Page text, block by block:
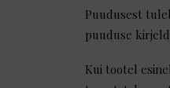
Puudusest
puuduse
Kui tootel